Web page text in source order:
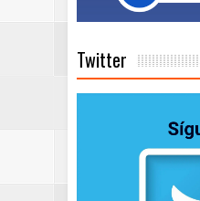
Twitter